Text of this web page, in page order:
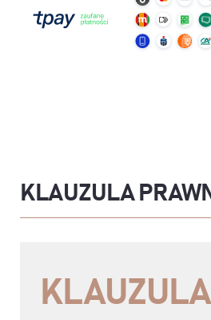
KLAUZULA
KLAUZULA